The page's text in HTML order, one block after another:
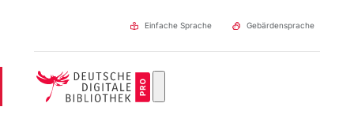
Einfache Sprache Gebärdensprache